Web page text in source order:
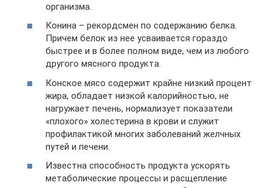
организма.
Конина – рекордсмен по содержанию белка.
Причем белок из нее усваивается гораздо
быстрее и в более полном виде, чем из любого
другого мясного продукта.
Конское мясо содержит крайне низкий процент
жира, обладает низкой калорийностью, не
нагружает печень, нормализует показатели
«плохого» холестерина в крови и служит
профилактикой многих заболеваний желчных
путей и печени.
Известна способность продукта ускорять
метаболические процессы и расщепление